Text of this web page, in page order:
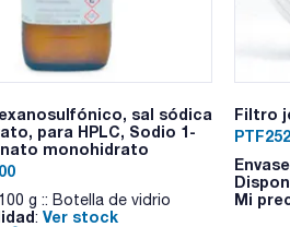
sal sódica
para HPLC, Sodio 1-
monohidrato
g :: Botella de vidrio
: Ver stock
Filtro
Envase
Mi